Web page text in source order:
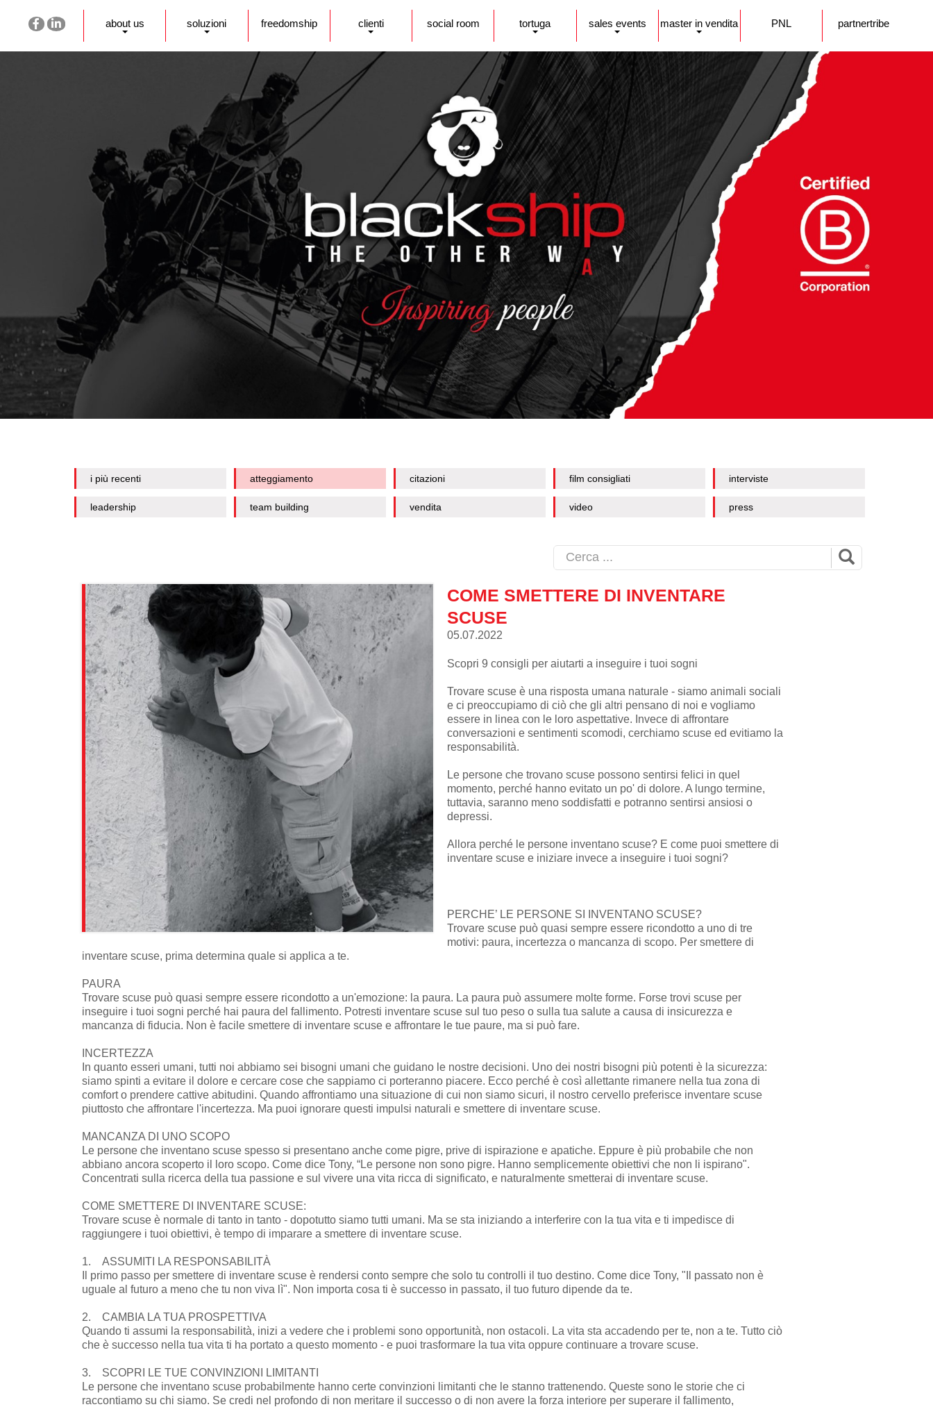
about us soluzioni freedomship clienti social room tortuga sales events master in vendita PNL partnertribe
i più recenti atteggiamento citazioni film consigliati interviste
leadership team building vendita video press
COME SMETTERE DI INVENTARE
SCUSE
05.07.2022
Scopri 9 consigli per aiutarti a inseguire i tuoi sogni
Trovare scuse è una risposta umana naturale - siamo animali sociali
e ci preoccupiamo di ciò che gli altri pensano di noi e vogliamo
essere in linea con le loro aspettative. Invece di affrontare
conversazioni e sentimenti scomodi, cerchiamo scuse ed evitiamo la
responsabilità.
Le persone che trovano scuse possono sentirsi felici in quel
momento, perché hanno evitato un po' di dolore. A lungo termine,
tuttavia, saranno meno soddisfatti e potranno sentirsi ansiosi o
depressi.
Allora perché le persone inventano scuse? E come puoi smettere di
inventare scuse e iniziare invece a inseguire i tuoi sogni?
PERCHE’ LE PERSONE SI INVENTANO SCUSE?
Trovare scuse può quasi sempre essere ricondotto a uno di tre
motivi: paura, incertezza o mancanza di scopo. Per smettere di
inventare scuse, prima determina quale si applica a te.
PAURA
Trovare scuse può quasi sempre essere ricondotto a un'emozione: la paura. La paura può assumere molte forme. Forse trovi scuse per
inseguire i tuoi sogni perché hai paura del fallimento. Potresti inventare scuse sul tuo peso o sulla tua salute a causa di insicurezza e
mancanza di fiducia. Non è facile smettere di inventare scuse e affrontare le tue paure, ma si può fare.
INCERTEZZA
In quanto esseri umani, tutti noi abbiamo sei bisogni umani che guidano le nostre decisioni. Uno dei nostri bisogni più potenti è la sicurezza:
siamo spinti a evitare il dolore e cercare cose che sappiamo ci porteranno piacere. Ecco perché è così allettante rimanere nella tua zona di
comfort o prendere cattive abitudini. Quando affrontiamo una situazione di cui non siamo sicuri, il nostro cervello preferisce inventare scuse
piuttosto che affrontare l'incertezza. Ma puoi ignorare questi impulsi naturali e smettere di inventare scuse.
MANCANZA DI UNO SCOPO
Le persone che inventano scuse spesso si presentano anche come pigre, prive di ispirazione e apatiche. Eppure è più probabile che non
abbiano ancora scoperto il loro scopo. Come dice Tony, “Le persone non sono pigre. Hanno semplicemente obiettivi che non li ispirano".
Concentrati sulla ricerca della tua passione e sul vivere una vita ricca di significato, e naturalmente smetterai di inventare scuse.
COME SMETTERE DI INVENTARE SCUSE:
Trovare scuse è normale di tanto in tanto - dopotutto siamo tutti umani. Ma se sta iniziando a interferire con la tua vita e ti impedisce di
raggiungere i tuoi obiettivi, è tempo di imparare a smettere di inventare scuse.
1. ASSUMITI LA RESPONSABILITÀ
Il primo passo per smettere di inventare scuse è rendersi conto sempre che solo tu controlli il tuo destino. Come dice Tony, "Il passato non è
uguale al futuro a meno che tu non viva lì". Non importa cosa ti è successo in passato, il tuo futuro dipende da te.
2. CAMBIA LA TUA PROSPETTIVA
Quando ti assumi la responsabilità, inizi a vedere che i problemi sono opportunità, non ostacoli. La vita sta accadendo per te, non a te. Tutto ciò
che è successo nella tua vita ti ha portato a questo momento - e puoi trasformare la tua vita oppure continuare a trovare scuse.
3. SCOPRI LE TUE CONVINZIONI LIMITANTI
Le persone che inventano scuse probabilmente hanno certe convinzioni limitanti che le stanno trattenendo. Queste sono le storie che ci
raccontiamo su chi siamo. Se credi nel profondo di non meritare il successo o di non avere la forza interiore per superare il fallimento,